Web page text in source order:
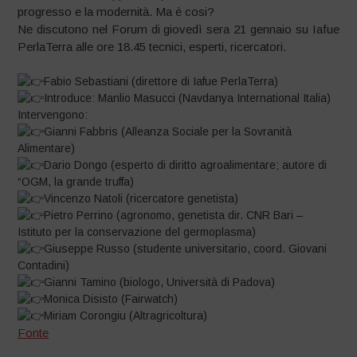
progresso e la modernità. Ma è cosi?
Ne discutono nel Forum di giovedì sera 21 gennaio su Iafue
PerlaTerra alle ore 18.45 tecnici, esperti, ricercatori.
Fabio Sebastiani (direttore di Iafue PerlaTerra)
Introduce: Manlio Masucci (Navdanya International Italia)
Intervengono:
Gianni Fabbris (Alleanza Sociale per la Sovranità
Alimentare)
Dario Dongo (esperto di diritto agroalimentare; autore di
“OGM, la grande truffa)
Vincenzo Natoli (ricercatore genetista)
Pietro Perrino (agronomo, genetista dir. CNR Bari –
Istituto per la conservazione del germoplasma)
Giuseppe Russo (studente universitario, coord. Giovani
Contadini)
Gianni Tamino (biologo, Università di Padova)
Monica Disisto (Fairwatch)
Miriam Corongiu (Altragricoltura)
Fonte